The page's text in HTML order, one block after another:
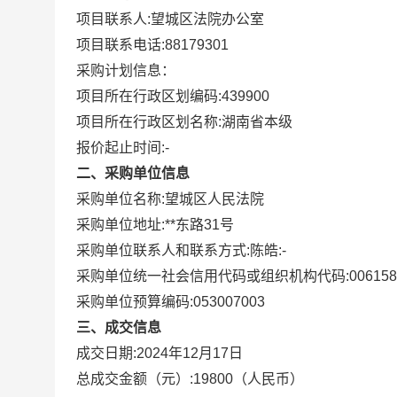
项目联系人:望城区法院办公室
项目联系电话:88179301
采购计划信息：
项目所在行政区划编码:439900
项目所在行政区划名称:湖南省本级
报价起止时间:-
二、采购单位信息
采购单位名称:望城区人民法院
采购单位地址:**东路31号
采购单位联系人和联系方式: 陈皓:-
采购单位统一社会信用代码或组织机构代码:
采购单位预算编码:053007003
三、成交信息
成交日期:2024年12月17日
总成交金额（元）:19800 （人民币）